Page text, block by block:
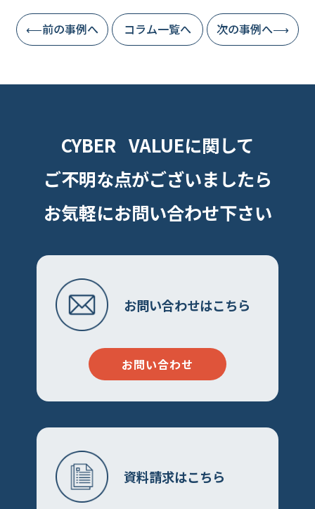
⟵前の事例へ コラム一覧へ 次の事例へ⟶
CYBER VALUEに関して
ご不明な点がございましたら
お気軽にお問い合わせ下さい
お問い合わせはこちら
お問い合わせ
資料請求はこちら